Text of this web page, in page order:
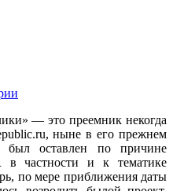
— это преемник некогда
нынев его прежнем
был оставлен по причине
в частности ик тематике
по мере приближения даты